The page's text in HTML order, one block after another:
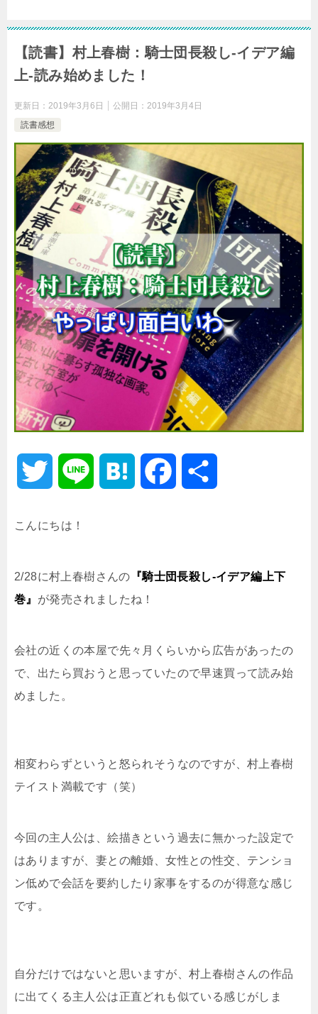
【読書】村上春樹：騎士団長殺し-イデア編
上-読み始めました！
更新日： 2019年3月6日 公開日： 2019年3月4日
読書感想
t
e
e e
a
e
o
こんにちは！
2/28に村上春樹さんの 『騎士団長殺し-イデア編上下
巻』 が発売されましたね！
会社の近くの本屋で先々月くらいから広告があったの
で、出たら買おうと思っていたので早速買って読み始
めました。
相変わらずというと怒られそうなのですが、村上春樹
テイスト満載です（笑）
今回の主人公は、絵描きという過去に無かった設定で
はありますが、妻との離婚、女性との性交、テンショ
ン低めで会話を要約したり家事をするのが得意な感じ
です。
自分だけではないと思いますが、村上春樹さんの作品
に出てくる主人公は正直どれも似ている感じがしま